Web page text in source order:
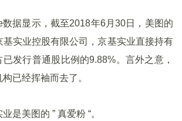
据显示，截至2018年6月30日，美图的
基实业控股有限公司，京基实业直接持有
发行普通股比例的9.88%。言外之意，
已经挥袖而去了。
是美图的 ” 真爱粉 “。